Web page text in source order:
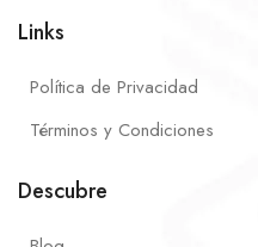
Links
Política de Privacidad
Términos y Condiciones
Descubre